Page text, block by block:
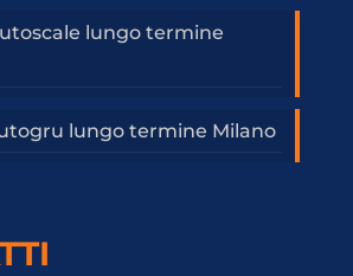
lungo termine
lungo termine Milano